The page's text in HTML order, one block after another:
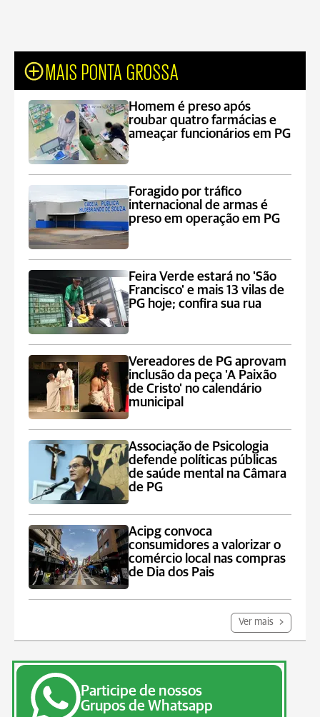
MAIS PONTA GROSSA
Homem é preso após
roubar quatro farmácias e
ameaçar funcionários em PG
Foragido por tráfico
internacional de armas é
preso em operação em PG
Feira Verde estará no 'São
Francisco' e mais 13 vilas de
PG hoje; confira sua rua
Vereadores de PG aprovam
inclusão da peça 'A Paixão
de Cristo' no calendário
municipal
Associação de Psicologia
defende políticas públicas
de saúde mental na Câmara
de PG
Acipg convoca
consumidores a valorizar o
comércio local nas compras
de Dia dos Pais
Ver mais
Participe de nossos
Grupos de Whatsapp